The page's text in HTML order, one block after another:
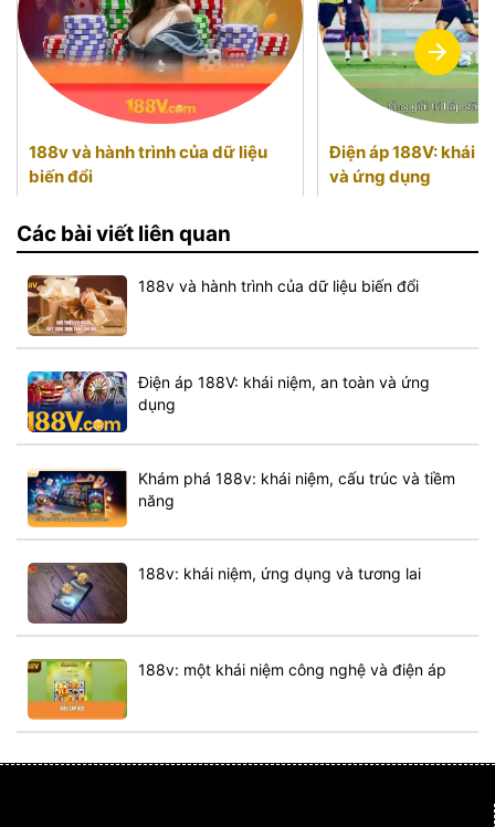
188v và hành trình của dữ liệu
biến đổi
Điện áp 188V: khái
và ứng dụng
Các bài viết liên quan
188v và hành trình của dữ liệu biến đổi
Điện áp 188V: khái niệm, an toàn và ứng
dụng
Khám phá 188v: khái niệm, cấu trúc và tiềm
năng
188v: khái niệm, ứng dụng và tương lai
188v: một khái niệm công nghệ và điện áp